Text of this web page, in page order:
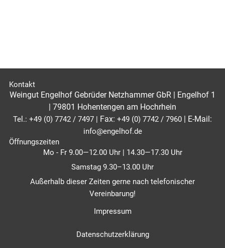
Kontakt
Weingut Engelhof Gebrüder Netzhammer GbR | Engelhof 1
| 79801 Hohentengen am Hochrhein
Tel.: +49 (0) 7742 / 7497 | Fax: +49 (0) 7742 / 7960 | E-Mail:
info@engelhof.de
Öffnungszeiten
Mo - Fr 9.00—12.00 Uhr | 14.30—17.30 Uhr
Samstag 9.30–13.00 Uhr
Außerhalb dieser Zeiten gerne nach telefonischer
Vereinbarung!
Impressum
Datenschutzerklärung